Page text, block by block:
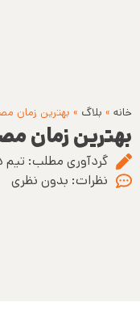
خانه» بلاگ » بهترین زمان
بهترین زمان
گردآوری مطلب: تیم
نظرات: بدون نظری